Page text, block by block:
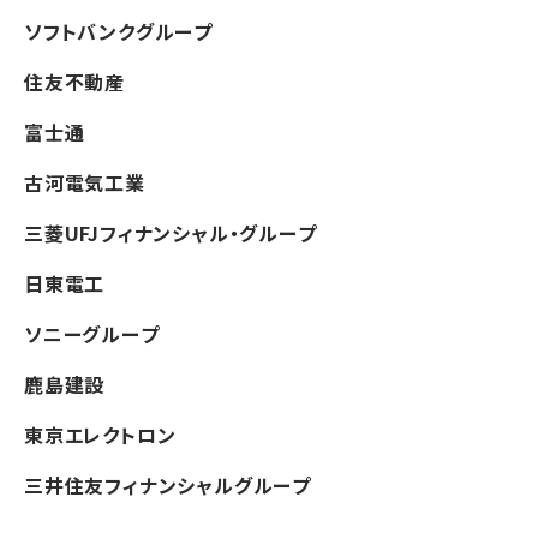
ソフトバンクグループ
住友不動産
富士通
古河電気工業
三菱UFJフィナンシャル・グループ
日東電工
ソニーグループ
鹿島建設
東京エレクトロン
三井住友フィナンシャルグループ